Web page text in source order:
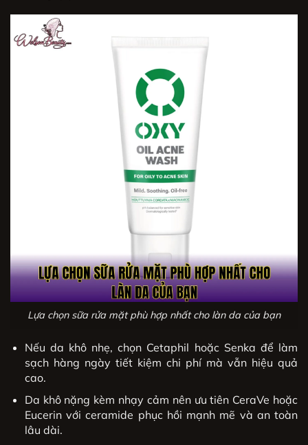
Lựa chọn sữa rửa mặt phù hợp nhất cho làn da của bạn
Nếu da khô nhẹ, chọn Cetaphil hoặc Senka để làm
sạch hàng ngày tiết kiệm chi phí mà vẫn hiệu quả
cao.
Da khô nặng kèm nhạy cảm nên ưu tiên CeraVe hoặc
Eucerin với ceramide phục hồi mạnh mẽ và an toàn
lâu dài.